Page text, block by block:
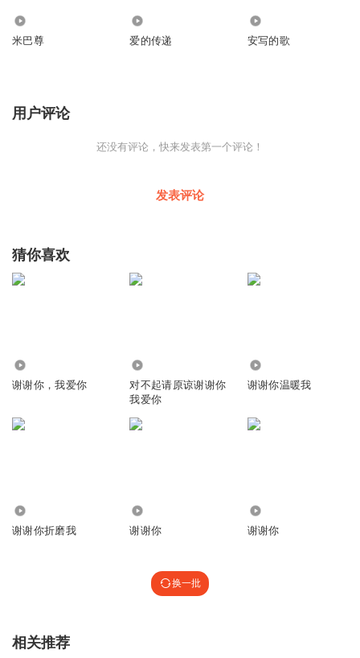
米巴尊 爱的传递 安写的歌
用户评论
还没有评论，快来发表第一个评论！
发表评论
猜你喜欢
谢谢你，我爱你
对不起请原谅谢谢你
我爱你
谢谢你温暖我
谢谢你折磨我 谢谢你 谢谢你
换一批
相关推荐